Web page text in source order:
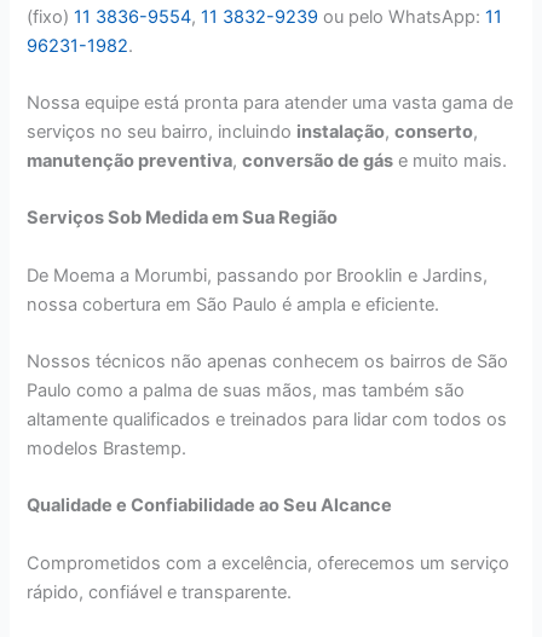
(fixo)11 3836-9554,11 3832-9239 ou pelo WhatsApp:11
96231-1982.
Nossa equipe está pronta para atender uma vasta gama de
serviços no seu bairro, incluindo instalação,conserto,
manutenção preventiva,conversão de gás e muito mais.
Serviços Sob Medida em Sua Região
De Moema a Morumbi, passando por Brooklin e Jardins,
nossa cobertura em São Paulo é ampla e eficiente.
Nossos técnicos não apenas conhecem os bairros de São
Paulo como a palma de suas mãos, mas também são
altamente qualificados e treinados para lidar com todos os
modelos Brastemp.
Qualidade e Confiabilidade ao Seu Alcance
Comprometidos com a excelência, oferecemos um serviço
rápido, confiável e transparente.